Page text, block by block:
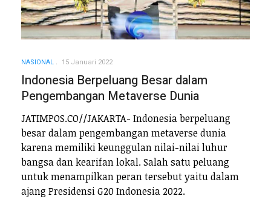
NASIONAL 15 Januari 2022
Indonesia Berpeluang Besar dalam
Pengembangan Metaverse Dunia
JATIMPOS.CO//JAKARTA- Indonesia berpeluang
besar dalam pengembangan metaverse dunia
karena memiliki keunggulan nilai-nilai luhur
bangsa dan kearifan lokal. Salah satu peluang
untuk menampilkan peran tersebut yaitu dalam
ajang Presidensi G20 Indonesia 2022.